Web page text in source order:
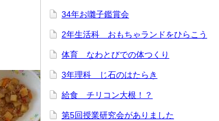
34年お囃子鑑賞会
2年生活科 おもちゃランドをひらこう
体育 なわとびでの体つくり
3年理科 じ石のはたらき
給食 チリコン大根！？
第5回授業研究会がありました